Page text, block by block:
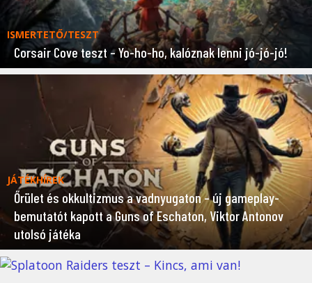
ISMERTETŐ/TESZT
Corsair Cove teszt – Yo-ho-ho, kalóznak lenni jó-jó-jó!
JÁTÉKHÍREK
Őrület és okkultizmus a vadnyugaton – új gameplay-
bemutatót kapott a Guns of Eschaton, Viktor Antonov
utolsó játéka